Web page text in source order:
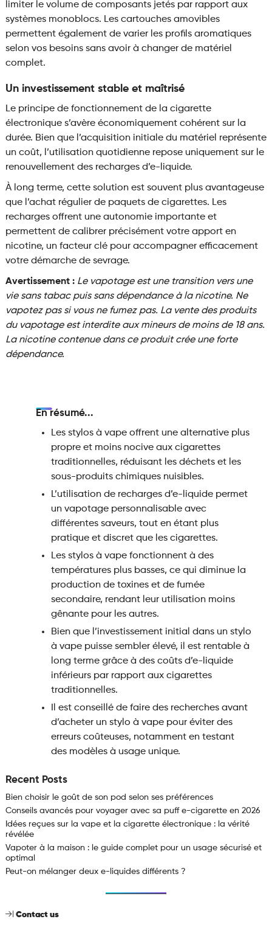
limiter le volume de composants jetés par rapport aux
systèmes monoblocs. Les cartouches amovibles
permettent également de varier les profils aromatiques
selon vos besoins sans avoir à changer de matériel
complet.
Un investissement stable et maîtrisé
Le principe de fonctionnement de la cigarette
électronique s’avère économiquement cohérent sur la
durée. Bien que l’acquisition initiale du matériel représente
un coût, l’utilisation quotidienne repose uniquement sur le
renouvellement des recharges d’e-liquide.
À long terme, cette solution est souvent plus avantageuse
que l’achat régulier de paquets de cigarettes. Les
recharges offrent une autonomie importante et
permettent de calibrer précisément votre apport en
nicotine, un facteur clé pour accompagner efficacement
votre démarche de sevrage.
Avertissement : Le vapotage est une transition vers une
vie sans tabac puis sans dépendance à la nicotine. Ne
vapotez pas si vous ne fumez pas. La vente des produits
du vapotage est interdite aux mineurs de moins de 18 ans.
La nicotine contenue dans ce produit crée une forte
dépendance.
En résumé...
Les stylos à vape offrent une alternative plus
propre et moins nocive aux cigarettes
traditionnelles, réduisant les déchets et les
sous-produits chimiques nuisibles.
L’utilisation de recharges d’e-liquide permet
un vapotage personnalisable avec
différentes saveurs, tout en étant plus
pratique et discret que les cigarettes.
Les stylos à vape fonctionnent à des
températures plus basses, ce qui diminue la
production de toxines et de fumée
secondaire, rendant leur utilisation moins
gênante pour les autres.
Bien que l’investissement initial dans un stylo
à vape puisse sembler élevé, il est rentable à
long terme grâce à des coûts d’e-liquide
inférieurs par rapport aux cigarettes
traditionnelles.
Il est conseillé de faire des recherches avant
d’acheter un stylo à vape pour éviter des
erreurs coûteuses, notamment en testant
des modèles à usage unique.
Recent Posts
Bien choisir le goût de son pod selon ses préférences
Conseils avancés pour voyager avec sa puff e-cigarette en 2026
Idées reçues sur la vape et la cigarette électronique : la vérité
révélée
Vapoter à la maison : le guide complet pour un usage sécurisé et
optimal
Peut-on mélanger deux e-liquides différents ?
Contact us